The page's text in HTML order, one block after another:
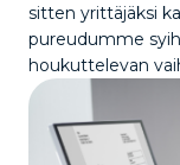
sitten yrittäjäksi
pureudumme
houkuttelevan